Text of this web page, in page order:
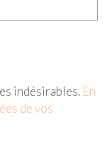
indésirables. En
de vos